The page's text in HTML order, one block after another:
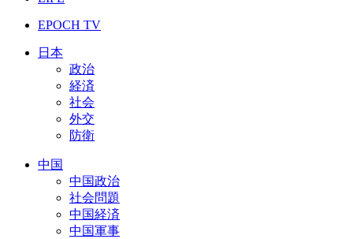
EPOCH TV
日本
政治
経済
社会
外交
防衛
中国
中国政治
社会問題
中国経済
中国軍事